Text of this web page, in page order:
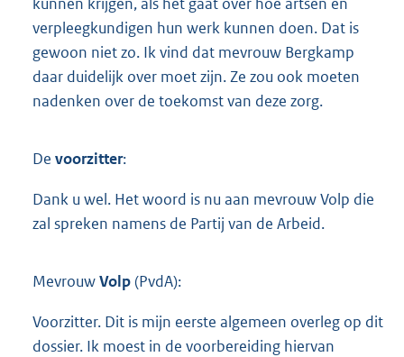
verpleegkundigen hun werk kunnen doen. Dat is
gewoon niet zo. Ik vind dat mevrouw Bergkamp
daar duidelijk over moet zijn. Ze zou ook moeten
nadenken over de toekomst van deze zorg.
De voorzitter:
Dank u wel. Het woord is nu aan mevrouw Volp die
zal spreken namens de Partij van de Arbeid.
MevrouwVolp(PvdA):
Voorzitter. Dit is mijn eerste algemeen overleg op dit
dossier. Ik moest in de voorbereiding hiervan